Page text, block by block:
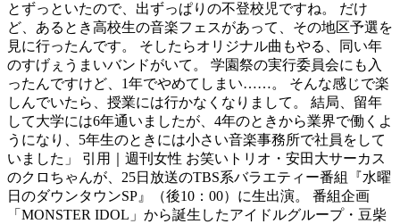
とずっといたので、出ずっぱりの不登校児ですね。 だけ
ど、あるとき高校生の音楽フェスがあって、その地区予選を
見に行ったんです。 そしたらオリジナル曲もやる、同い年
のすげぇうまいバンドがいて。 学園祭の実行委員会にも入
ったんですけど、1年でやめてしまい……。 そんな感じで楽
しんでいたら、授業には行かなくなりまして。 結局、留年
して大学には6年通いましたが、4年のときから業界で働くよ
うになり、5年生のときには小さい音楽事務所で社員をして
いました」 引用｜週刊女性 お笑いトリオ・安田大サーカス
のクロちゃんが、25日放送のTBS系バラエティー番組『水曜
日のダウンタウンSP』（後10：00）に生出演。 番組企画
「MONSTER IDOL」から誕生したアイドルグループ・豆柴